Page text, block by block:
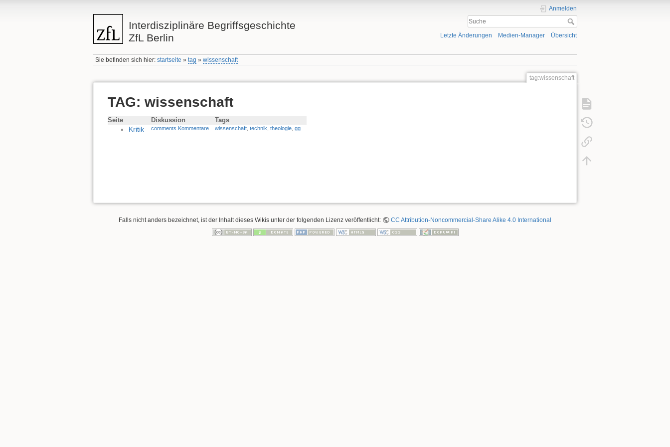
Interdisziplinäre Begriffsgeschichte
ZfL Berlin
Anmelden
Letzte Änderungen Medien-Manager Übersicht
Sie befinden sich hier:startseite »tag »wissenschaft
tag:wissenschaft
TAG: wissenschaft
Seite Diskussion Tags
Kritik comments Kommentare wissenschaft technik theologie gg
Falls nicht anders bezeichnet, ist der Inhalt dieses Wikis unter der folgenden Lizenz veröffentlicht: CC Attribution-Noncommercial-Share Alike 4.0 International